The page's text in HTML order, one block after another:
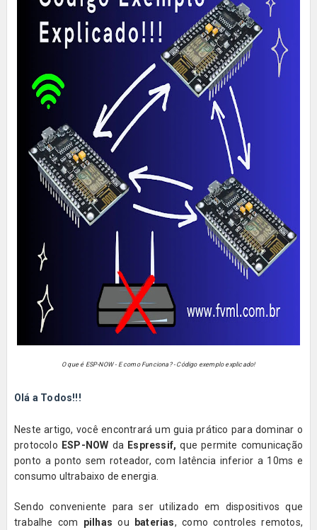
O que é ESP-NOW - E como Funciona? - Código exemplo explicado!
Olá a Todos!!!
Neste artigo, você encontrará um guia prático para dominar o
protocolo ESP-NOW da Espressif, que permite comunicação
ponto a ponto sem roteador, com latência inferior a 10ms e
consumo ultrabaixo de energia.
Sendo conveniente para ser utilizado em dispositivos que
trabalhe com pilhas ou baterias, como controles remotos,